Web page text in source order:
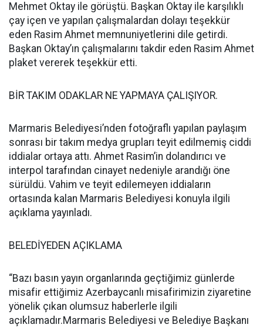
Mehmet Oktay ile görüştü. Başkan Oktay ile karşılıklı
çay içen ve yapılan çalışmalardan dolayı teşekkür
eden Rasim Ahmet memnuniyetlerini dile getirdi.
Başkan Oktay’ın çalışmalarını takdir eden Rasim Ahmet
plaket vererek teşekkür etti.
BİR TAKIM ODAKLAR NE YAPMAYA ÇALIŞIYOR.
Marmaris Belediyesi’nden fotoğraflı yapılan paylaşım
sonrası bir takım medya grupları teyit edilmemiş ciddi
iddialar ortaya attı. Ahmet Rasim’in dolandırıcı ve
interpol tarafından cinayet nedeniyle arandığı öne
sürüldü. Vahim ve teyit edilemeyen iddiaların
ortasında kalan Marmaris Belediyesi konuyla ilgili
açıklama yayınladı.
BELEDİYEDEN AÇIKLAMA
“Bazı basın yayın organlarında geçtiğimiz günlerde
misafir ettiğimiz Azerbaycanlı misafirimizin ziyaretine
yönelik çıkan olumsuz haberlerle ilgili
açıklamadır.Marmaris Belediyesi ve Belediye Başkanı